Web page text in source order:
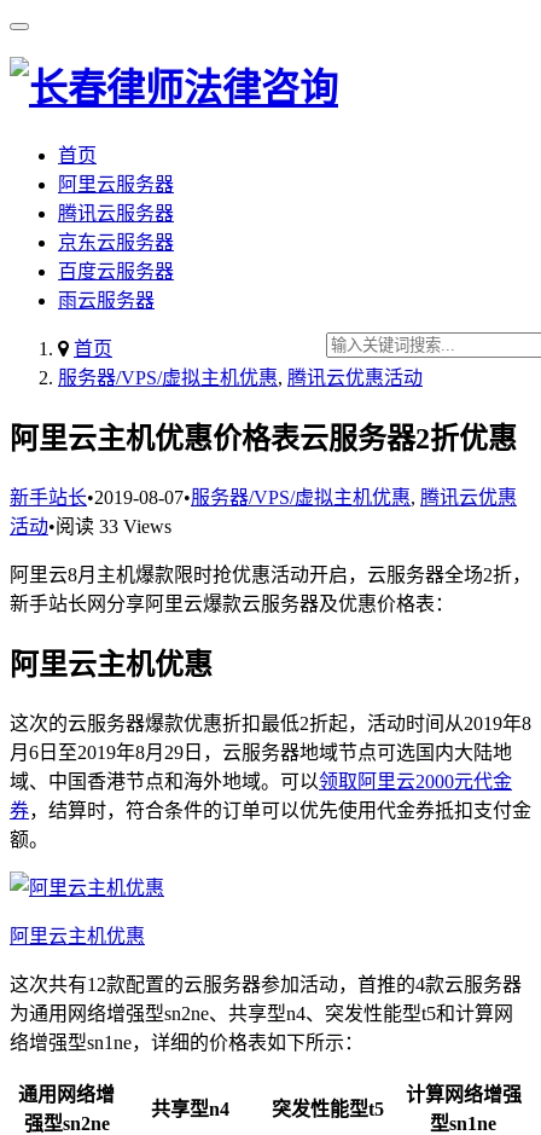
首页
阿里云服务器
腾讯云服务器
京东云服务器
百度云服务器
雨云服务器
首页
服务器/VPS/虚拟主机优惠, 腾讯云优惠活动
阿里云主机优惠价格表云服务器2折优惠
新手站长•2019-08-07•服务器/VPS/虚拟主机优惠, 腾讯云优惠
活动•阅读 33 Views
阿里云8月主机爆款限时抢优惠活动开启，云服务器全场2折，
新手站长网分享阿里云爆款云服务器及优惠价格表：
阿里云主机优惠
这次的云服务器爆款优惠折扣最低2折起，活动时间从2019年8
月6日至2019年8月29日，云服务器地域节点可选国内大陆地
域、中国香港节点和海外地域。可以领取阿里云2000元代金
券，结算时，符合条件的订单可以优先使用代金券抵扣支付金
额。
阿里云主机优惠
这次共有12款配置的云服务器参加活动，首推的4款云服务器
为通用网络增强型sn2ne、共享型n4、突发性能型t5和计算网
络增强型sn1ne，详细的价格表如下所示：
通用网络增
强型sn2ne
共享型n4 突发性能型t5
计算网络增强
型sn1ne